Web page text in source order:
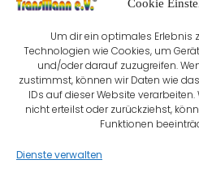
Cookie
Um dir ein optimales Erlebnis
Technologien wie Cookies, um
und/oder darauf zuzugreifen.
zustimmst, können wir Daten wie
IDs auf dieser Website
nicht erteilst oder zurückziehst,
Funktionen
Dienste verwalten
VEREINSSATZUNG
COOKIE-